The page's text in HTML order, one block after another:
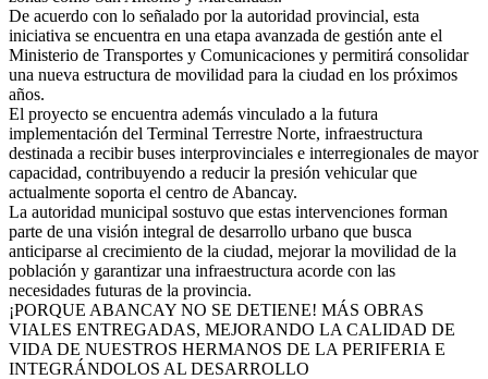
De acuerdo con lo señalado por la autoridad provincial, esta
iniciativa se encuentra en una etapa avanzada de gestión ante el
Ministerio de Transportes y Comunicaciones y permitirá consolidar
una nueva estructura de movilidad para la ciudad en los próximos
años.
El proyecto se encuentra además vinculado a la futura
implementación del Terminal Terrestre Norte, infraestructura
destinada a recibir buses interprovinciales e interregionales de mayor
capacidad, contribuyendo a reducir la presión vehicular que
actualmente soporta el centro de Abancay.
La autoridad municipal sostuvo que estas intervenciones forman
parte de una visión integral de desarrollo urbano que busca
anticiparse al crecimiento de la ciudad, mejorar la movilidad de la
población y garantizar una infraestructura acorde con las
necesidades futuras de la provincia.
¡PORQUE ABANCAY NO SE DETIENE! MÁS OBRAS
VIALES ENTREGADAS, MEJORANDO LA CALIDAD DE
VIDA DE NUESTROS HERMANOS DE LA PERIFERIA E
INTEGRÁNDOLOS AL DESARROLLO